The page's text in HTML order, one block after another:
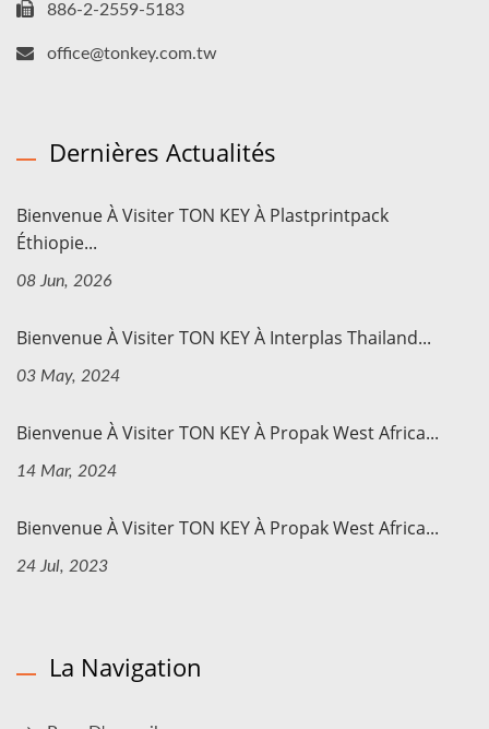
886-2-2559-5183
office@tonkey.com.tw
Dernières Actualités
Bienvenue À Visiter TON KEY À Plastprintpack
Éthiopie...
08 Jun, 2026
Bienvenue À Visiter TON KEY À Interplas Thailand...
03 May, 2024
Bienvenue À Visiter TON KEY À Propak West Africa...
14 Mar, 2024
Bienvenue À Visiter TON KEY À Propak West Africa...
24 Jul, 2023
La Navigation